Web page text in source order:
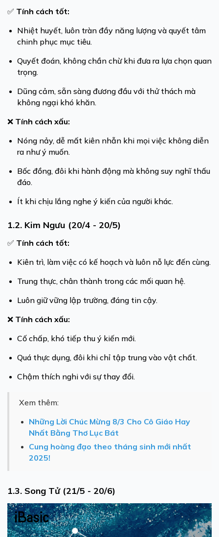
✅ Tính cách tốt:
Nhiệt huyết, luôn tràn đầy năng lượng và quyết tâm
chinh phục mục tiêu.
Quyết đoán, không chần chừ khi đưa ra lựa chọn quan
trọng.
Dũng cảm, sẵn sàng đương đầu với thử thách mà
không ngại khó khăn.
❌ Tính cách xấu:
Nóng nảy, dễ mất kiên nhẫn khi mọi việc không diễn
ra như ý muốn.
Bốc đồng, đôi khi hành động mà không suy nghĩ thấu
đáo.
Ít khi chịu lắng nghe ý kiến của người khác.
1.2. Kim Ngưu (20/4 - 20/5)
✅ Tính cách tốt:
Kiên trì, làm việc có kế hoạch và luôn nỗ lực đến cùng.
Trung thực, chân thành trong các mối quan hệ.
Luôn giữ vững lập trường, đáng tin cậy.
❌ Tính cách xấu:
Cố chấp, khó tiếp thu ý kiến mới.
Quá thực dụng, đôi khi chỉ tập trung vào vật chất.
Chậm thích nghi với sự thay đổi.
Xem thêm:
Những Lời Chúc Mừng 8/3 Cho Cô Giáo Hay
Nhất Bằng Thơ Lục Bát
Cung hoàng đạo theo tháng sinh mới nhất
2025!
1.3. Song Tử (21/5 - 20/6)